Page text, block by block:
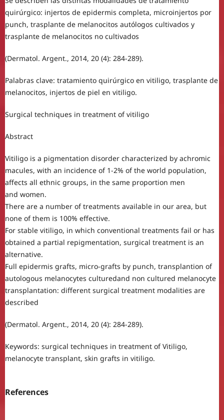
quirúrgico: injertos de epidermis completa, microinjertos por
punch, trasplante de melanocitos autólogos cultivados y
trasplante de melanocitos no cultivados
(Dermatol. Argent., 2014, 20 (4): 284-289).
Palabras clave: tratamiento quirúrgico en vitiligo, trasplante de
melanocitos, injertos de piel en vitiligo.
Surgical techniques in treatment of vitiligo
Abstract
Vitiligo is a pigmentation disorder characterized by achromic
macules, with an incidence of 1-2% of the world population,
affects all ethnic groups, in the same proportion men
and women.
There are a number of treatments available in our area, but
none of them is 100% effective.
For stable vitiligo, in which conventional treatments fail or has
obtained a partial repigmentation, surgical treatment is an
alternative.
Full epidermis grafts, micro-grafts by punch, transplantion of
autologous melanocytes culturedand non cultured melanocyte
transplantation: different surgical treatment modalities are
described
(Dermatol. Argent., 2014, 20 (4): 284-289).
Keywords: surgical techniques in treatment of Vitiligo,
melanocyte transplant, skin grafts in vitiligo.
References